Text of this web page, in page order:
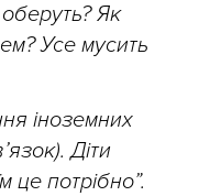
Як
Усе мусить
іноземних
Діти
це потрібно”.